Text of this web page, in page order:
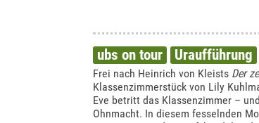
ubs on tour Uraufführung
Frei nach Heinrich von Kleists Der
Klassenzimmerstück von Lily
Eve betritt das Klassenzimmer –
Ohnmacht. In diesem fesselnden